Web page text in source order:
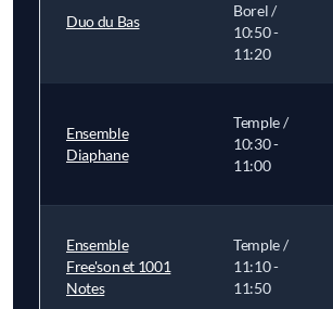
Duo du Bas
Borel /
10:50 -
11:20
Ensemble
Diaphane
Temple /
10:30 -
11:00
Ensemble
Free'son et 1001
Notes
Temple /
11:10 -
11:50